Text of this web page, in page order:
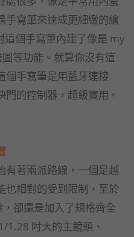
手寫筆來達成更細緻的繪
個手寫筆內建了像是 my
等功能。就算你沒有這
個手寫筆是用藍牙連接
的控制器，超級實用。
有著兩派路線，一個是越
也相對的受到限制，至於
卻還是加入了規格齊全
1.28 吋大的主鏡頭、